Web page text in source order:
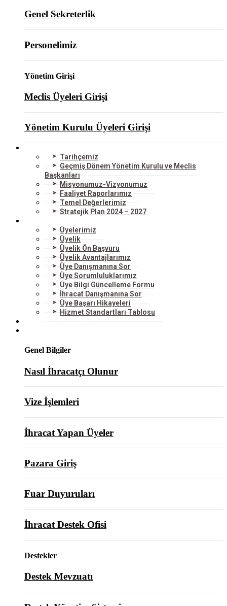
Genel Sekreterlik
Personelimiz
Yönetim Girişi
Meclis Üyeleri Girişi
Yönetim Kurulu Üyeleri Girişi
Tarihçemiz
Geçmiş Dönem Yönetim Kurulu ve Meclis
Başkanları
Misyonumuz-Vizyonumuz
Faaliyet Raporlarımız
Temel Değerlerimiz
Stratejik Plan 2024 – 2027
Üyelerimiz
Üyelik
Üyelik Ön Başvuru
Üyelik Avantajlarımız
Üye Danışmanına Sor
Üye Sorumluluklarımız
Üye Bilgi Güncelleme Formu
İhracat Danışmanına Sor
Üye Başarı Hikayeleri
Hizmet Standartları Tablosu
Genel Bilgiler
Nasıl İhracatçı Olunur
Vize İşlemleri
İhracat Yapan Üyeler
Pazara Giriş
Fuar Duyuruları
İhracat Destek Ofisi
Destekler
Destek Mevzuatı